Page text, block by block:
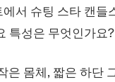
서 슈팅 스타 캔들
특성은 무엇인가요?
은 몸체, 짧은 하단